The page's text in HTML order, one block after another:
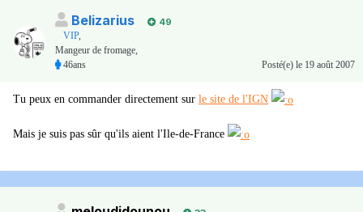
Belizarius
49
VIP,
Mangeur de fromage,
46ans
Posté(e) le 19 août 2007
Tu peux en commander directement sur le site de l'IGN
Mais je suis pas sûr qu'ils aient l'Ile-de-France